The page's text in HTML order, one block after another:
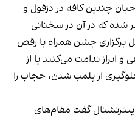
چندین کافه در دزفول و
شده که در آن در سخنانی
برگزاری جشن همراه با رقص
ابراز ندامت می‌کنند یا از
از پلمب شدن، حجاب را
گفت مقام‌های